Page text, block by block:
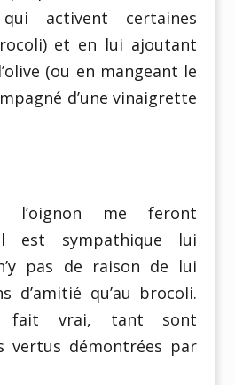
activent certaines
et en lui ajoutant
(ou en mangeant le
d’une vinaigrette
l’oignon me feront
est sympathique lui
pas de raison de lui
d’amitié qu’au brocoli.
fait vrai, tant sont
vertus démontrées par